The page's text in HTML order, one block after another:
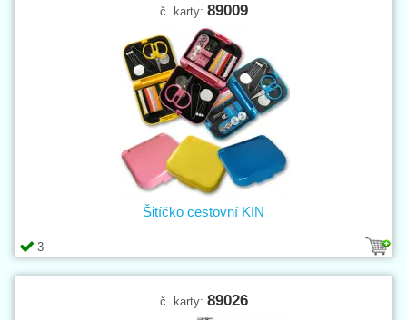
č. karty: 89009
3
Šitíčko cestovní KIN
č. karty: 89026